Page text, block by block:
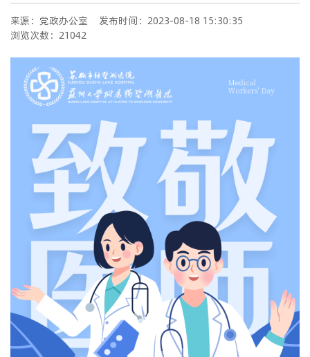
来源：党政办公室
发布时间：2023-08-18 15:30:35
浏览次数：21042